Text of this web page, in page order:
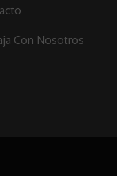
Con Nosotros